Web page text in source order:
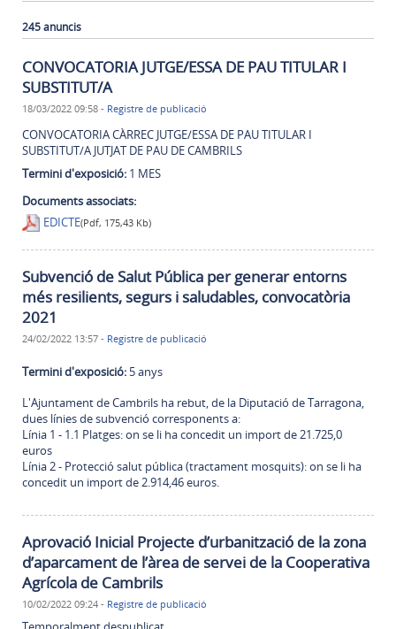
245 anuncis
CONVOCATORIA JUTGE/ESSA DE PAU TITULAR I
SUBSTITUT/A
18/03/2022 09:58 - Registre de publicació
CONVOCATORIA CÀRREC JUTGE/ESSA DE PAU TITULAR I
SUBSTITUT/A JUTJAT DE PAU DE CAMBRILS
Termini d'exposició: 1 MES
Documents associats:
EDICTE(Pdf, 175,43 Kb)
Subvenció de Salut Pública per generar entorns
més resilients, segurs i saludables, convocatòria
2021
24/02/2022 13:57 - Registre de publicació
Termini d'exposició: 5 anys
L'Ajuntament de Cambrils ha rebut, de la Diputació de Tarragona,
dues línies de subvenció corresponents a:
Línia 1 - 1.1 Platges: on se li ha concedit un import de 21.725,0
euros
Línia 2 - Protecció salut pública (tractament mosquits): on se li ha
concedit un import de 2.914,46 euros.
Aprovació Inicial Projecte d’urbanització de la zona
d’aparcament de l’àrea de servei de la Cooperativa
Agrícola de Cambrils
10/02/2022 09:24 - Registre de publicació